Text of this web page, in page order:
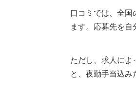
口コミでは、全国
ます。応募先を自
ただし、求人によ
と、夜勤手当込み